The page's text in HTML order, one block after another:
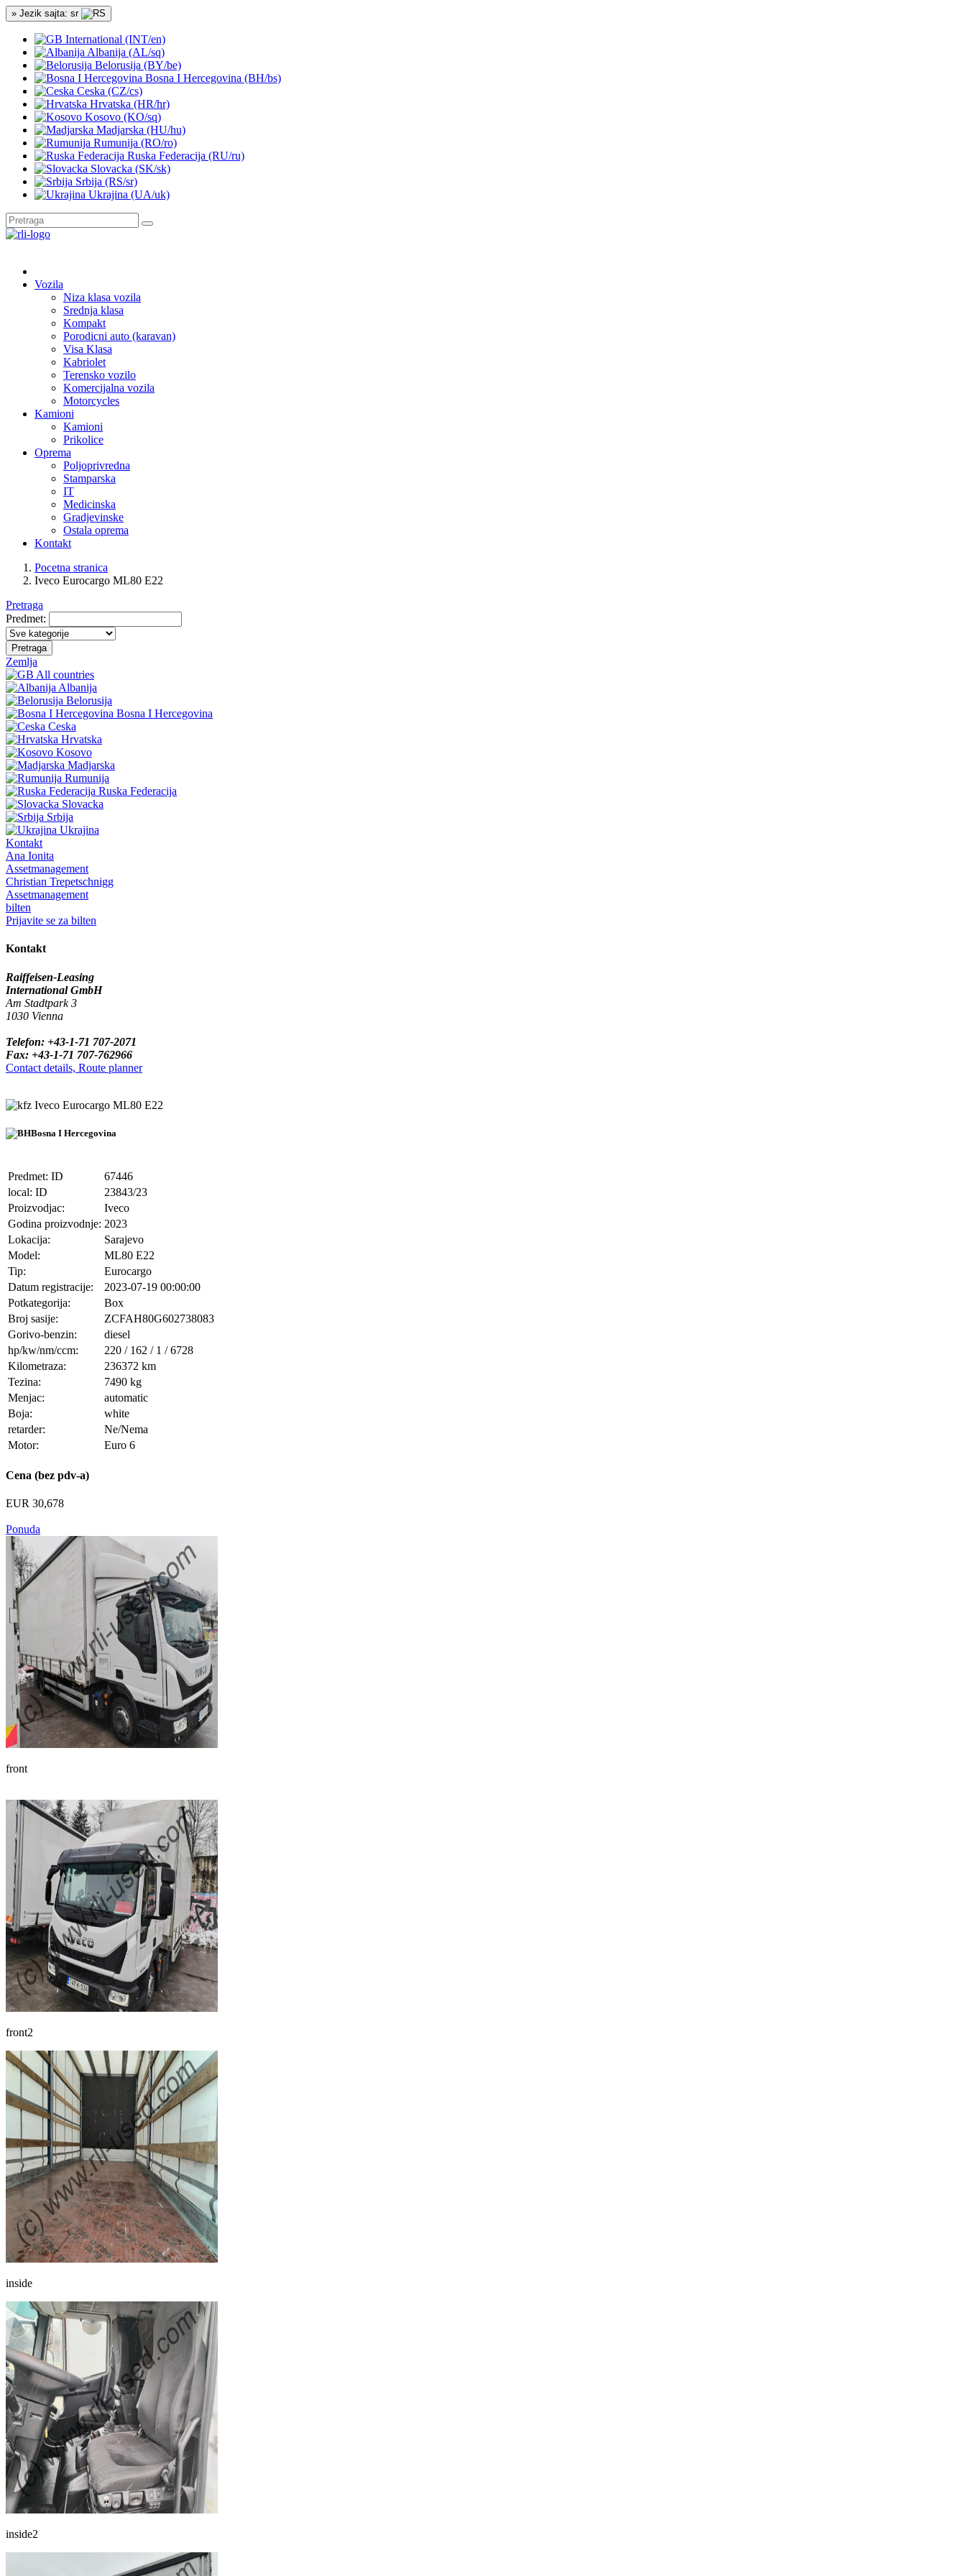
» Jezik sajta: sr
International (INT/en)
Albanija (AL/sq)
Belorusija (BY/be)
Bosna I Hercegovina (BH/bs)
Ceska (CZ/cs)
Hrvatska (HR/hr)
Kosovo (KO/sq)
Madjarska (HU/hu)
Rumunija (RO/ro)
Ruska Federacija (RU/ru)
Slovacka (SK/sk)
Srbija (RS/sr)
Ukrajina (UA/uk)
Vozila
Niza klasa vozila
Srednja klasa
Kompakt
Porodicni auto (karavan)
Visa Klasa
Kabriolet
Terensko vozilo
Komercijalna vozila
Motorcycles
Kamioni
Kamioni
Prikolice
Oprema
Poljoprivredna
Stamparska
IT
Medicinska
Gradjevinske
Ostala oprema
Kontakt
Pocetna stranica
Iveco Eurocargo ML80 E22
Pretraga
Predmet:
Pretraga
Zemlja
All countries
Albanija
Belorusija
Bosna I Hercegovina
Ceska
Hrvatska
Kosovo
Madjarska
Rumunija
Ruska Federacija
Slovacka
Srbija
Ukrajina
Kontakt
Ana Ionita
Assetmanagement
Christian Trepetschnigg
Assetmanagement
bilten
Prijavite se za bilten
Kontakt
Raiffeisen-Leasing
International GmbH
Am Stadtpark 3
1030 Vienna
Telefon: +43-1-71 707-2071
Fax: +43-1-71 707-762966
Contact details, Route planner
Iveco Eurocargo ML80 E22
Bosna I Hercegovina
Predmet: ID
67446
local: ID
23843/23
Proizvodjac:
Iveco
Godina proizvodnje: 2023
Lokacija:
Sarajevo
Model:
ML80 E22
Tip:
Eurocargo
Datum registracije:
2023-07-19 00:00:00
Potkategorija:
Box
Broj sasije:
ZCFAH80G602738083
Gorivo-benzin:
diesel
hp/kw/nm/ccm:
220 / 162 / 1 / 6728
Kilometraza:
236372 km
Tezina:
7490 kg
Menjac:
automatic
Boja:
white
retarder:
Ne/Nema
Motor:
Euro 6
Cena (bez pdv-a)
EUR 30,678
Ponuda
front
front2
inside
inside2